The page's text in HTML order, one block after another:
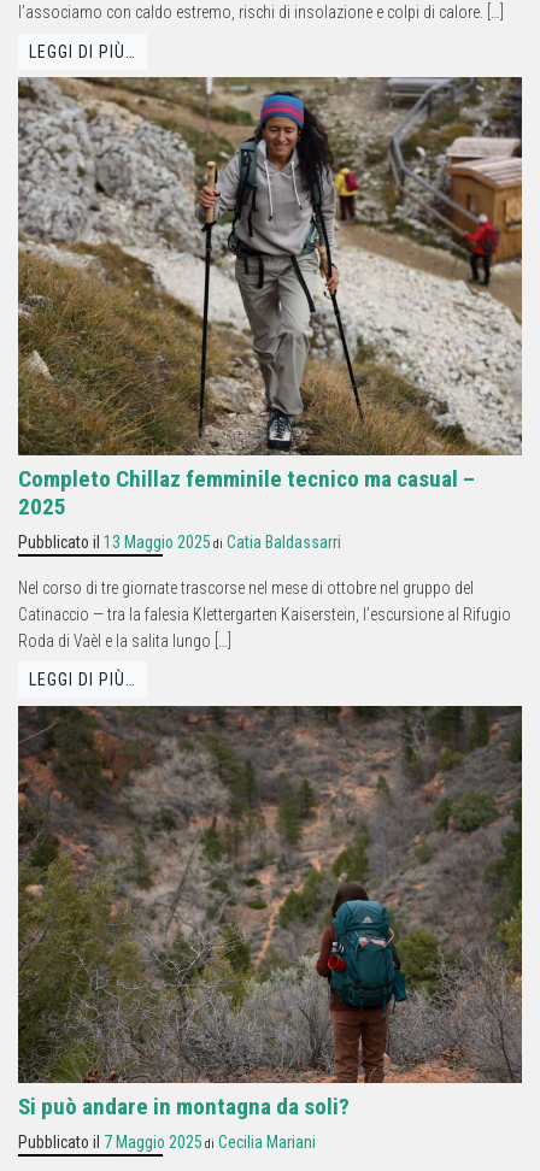
l’associamo con caldo estremo, rischi di insolazione e colpi di calore. […]
LEGGI DI PIÙ…
Completo Chillaz femminile tecnico ma casual –
2025
Pubblicato il 13 Maggio 2025 di Catia Baldassarri
Nel corso di tre giornate trascorse nel mese di ottobre nel gruppo del
Catinaccio — tra la falesia Klettergarten Kaiserstein, l’escursione al Rifugio
Roda di Vaèl e la salita lungo […]
LEGGI DI PIÙ…
Si può andare in montagna da soli?
Pubblicato il 7 Maggio 2025 di Cecilia Mariani